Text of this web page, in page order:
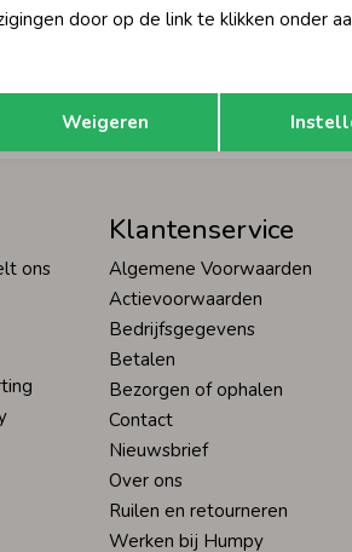
Hoe we met je data
Wij scoren een 9,4
ons
Klantenservice
Algemene Voorwaarden
Actievoorwaarden
Bedrijfsgegevens
Betalen
Bezorgen of ophalen
Contact
Nieuwsbrief
Over ons
Ruilen en retourneren
Werken bij Humpy
Opslaan
door op de link te klikken onder
Weigeren